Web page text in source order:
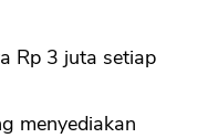
Rp 3 juta setiap
menyediakan